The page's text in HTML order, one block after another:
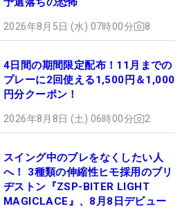
2026年8月5日 (水) 07時00分 8
4日間の期間限定配布！11月までの
プレーに2回使える1,500円＆1,000
円分クーポン！
2026年8月8日 (土) 06時00分 2
スイング中のブレをなくしたい人
へ！ 3種類の伸縮性ヒモ採用のブリ
ヂストン『ZSP-BITER LIGHT
MAGICLACE』、8月8日デビュー